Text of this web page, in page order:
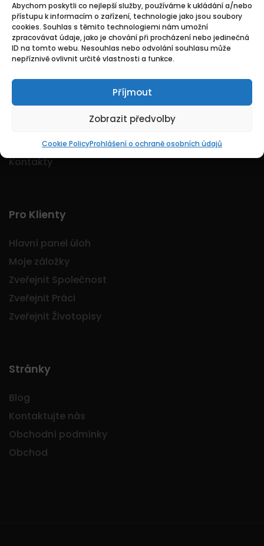
Abychom poskytli co nejlepší služby, používáme k ukládání a/nebo
přístupu k informacím o zařízení, technologie jako jsou soubory
cookies. Souhlas s těmito technologiemi nám umožní
zpracovávat údaje, jako je chování při procházení nebo jedinečná
ID na tomto webu. Nesouhlas nebo odvolání souhlasu může
nepříznivě ovlivnit určité vlastnosti a funkce.
Příjmout
Zobrazit předvolby
Cookie PolicyProhlášení o ochraně osobních údajů
Logo Jobmarkt.cz ® je registrovaná ochranná
známka.
Kontakty
Pro Klienty
Hlavní panel úloh
Moje záložky
Zveřejnit Společnost
Zveřejnit Práci
Zveřejnit Životopisy
Stránky
Blog
Kontaktujte nás
Obchodní podmínky
Obchod